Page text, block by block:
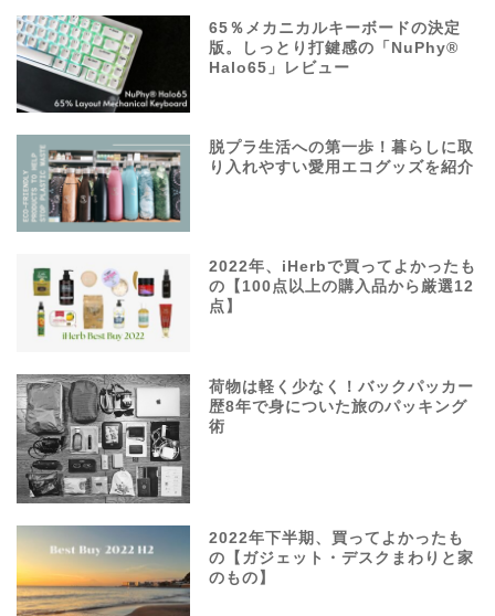
65％メカニカルキーボードの決定
版。しっとり打鍵感の「NuPhy®
Halo65」レビュー
脱プラ生活への第一歩！暮らしに取
り入れやすい愛用エコグッズを紹介
2022年、iHerbで買ってよかったも
の【100点以上の購入品から厳選12
点】
荷物は軽く少なく！バックパッカー
歴8年で身についた旅のパッキング
術
2022年下半期、買ってよかったも
の【ガジェット・デスクまわりと家
のもの】